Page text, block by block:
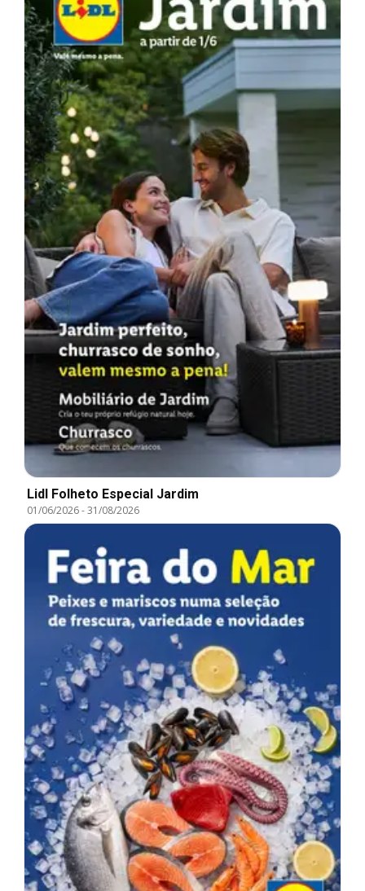
Lidl Folheto Especial Jardim
01/06/2026-31/08/2026